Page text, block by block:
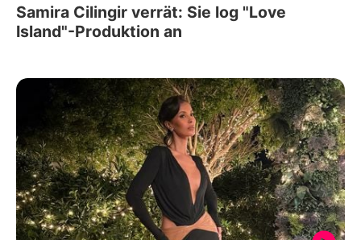
Samira Cilingir verrät: Sie log "Love
Island"-Produktion an